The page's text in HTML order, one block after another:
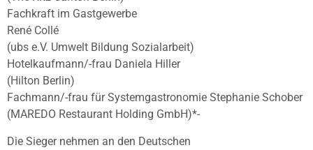
Fachkraft im Gastgewerbe
René Collé
(ubs e.V. Umwelt Bildung Sozialarbeit)
Hotelkaufmann/-frau Daniela Hiller
(Hilton Berlin)
Fachmann/-frau für Systemgastronomie Stephanie Schober
(MAREDO Restaurant Holding GmbH)*-
Die Sieger nehmen an den Deutschen